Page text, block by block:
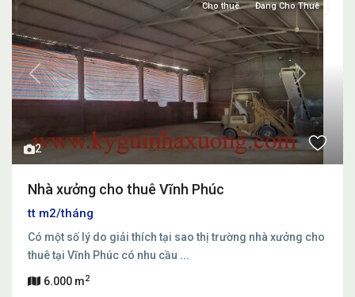
2
Previous Next
Cho thuê Đang Cho Thuê
Nhà xưởng cho thuê Vĩnh Phúc
tt m2/tháng
Có một số lý do giải thích tại sao thị trường nhà xưởng cho
thuê tại Vĩnh Phúc có nhu cầu ...
6.000 m2